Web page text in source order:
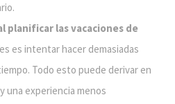
planificar las vacaciones de
es intentar hacer demasiadas
Todo esto puede derivar en
una experiencia menos